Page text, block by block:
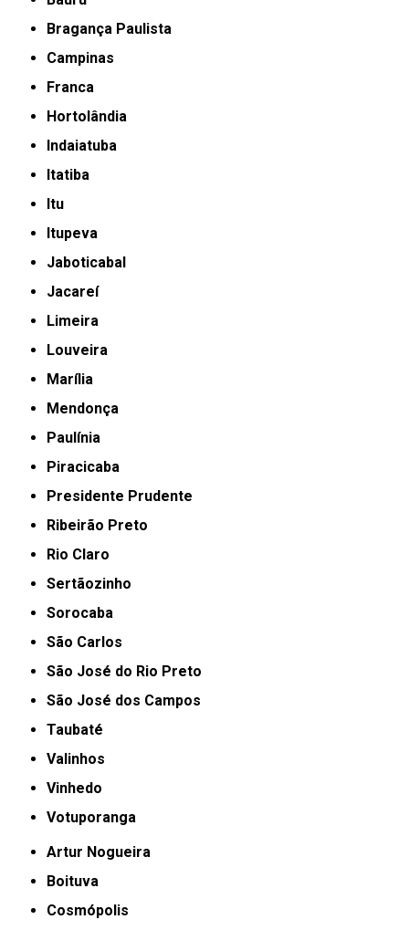
Bragança Paulista
Campinas
Franca
Hortolândia
Indaiatuba
Itatiba
Itu
Itupeva
Jaboticabal
Jacareí
Limeira
Louveira
Marília
Mendonça
Paulínia
Piracicaba
Presidente Prudente
Ribeirão Preto
Rio Claro
Sertãozinho
Sorocaba
São Carlos
São José do Rio Preto
São José dos Campos
Taubaté
Valinhos
Vinhedo
Votuporanga
Artur Nogueira
Boituva
Cosmópolis